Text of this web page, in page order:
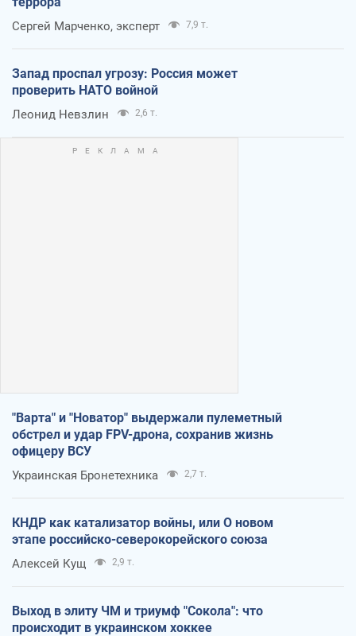
Сергей Марченко, эксперт 7,9 т.
Запад проспал угрозу: Россия может
проверить НАТО войной
Леонид Невзлин 2,6 т.
"Варта" и "Новатор" выдержали пулеметный
обстрел и удар FPV-дрона, сохранив жизнь
офицеру ВСУ
Украинская Бронетехника 2,7 т.
КНДР как катализатор войны, или О новом
этапе российско-северокорейского союза
Алексей Кущ 2,9 т.
Выход в элиту ЧМ и триумф "Сокола": что
происходит в украинском хоккее